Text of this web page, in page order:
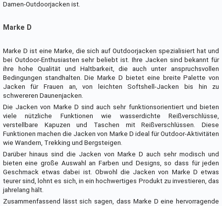
Damen-Outdoorjacken ist.
Marke D
Marke D ist eine Marke, die sich auf Outdoorjacken spezialisiert hat und
bei Outdoor-Enthusiasten sehr beliebt ist. Ihre Jacken sind bekannt für
ihre hohe Qualität und Haltbarkeit, die auch unter anspruchsvollen
Bedingungen standhalten. Die Marke D bietet eine breite Palette von
Jacken für Frauen an, von leichten Softshell-Jacken bis hin zu
schwereren Daunenjacken.
Die Jacken von Marke D sind auch sehr funktionsorientiert und bieten
viele nützliche Funktionen wie wasserdichte Reißverschlüsse,
verstellbare Kapuzen und Taschen mit Reißverschlüssen. Diese
Funktionen machen die Jacken von Marke D ideal für Outdoor-Aktivitäten
wie Wandern, Trekking und Bergsteigen.
Darüber hinaus sind die Jacken von Marke D auch sehr modisch und
bieten eine große Auswahl an Farben und Designs, so dass für jeden
Geschmack etwas dabei ist. Obwohl die Jacken von Marke D etwas
teurer sind, lohnt es sich, in ein hochwertiges Produkt zu investieren, das
jahrelang hält.
Zusammenfassend lässt sich sagen, dass Marke D eine hervorragende